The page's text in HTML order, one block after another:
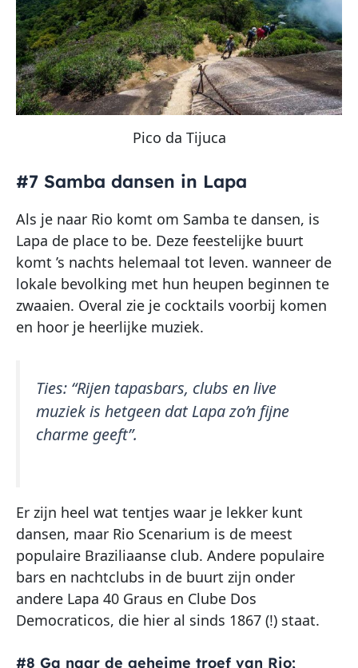
Pico da Tijuca
#7 Samba dansen in Lapa
Als je naar Rio komt om Samba te dansen, is
Lapa de place to be. Deze feestelijke buurt
komt ’s nachts helemaal tot leven. wanneer de
lokale bevolking met hun heupen beginnen te
zwaaien. Overal zie je cocktails voorbij komen
en hoor je heerlijke muziek.
Ties: “Rijen tapasbars, clubs en live
muziek is hetgeen dat Lapa zo’n fijne
charme geeft”.
Er zijn heel wat tentjes waar je lekker kunt
dansen, maar Rio Scenarium is de meest
populaire Braziliaanse club. Andere populaire
bars en nachtclubs in de buurt zijn onder
andere Lapa 40 Graus en Clube Dos
Democraticos, die hier al sinds 1867 (!) staat.
#8 Ga naar de geheime troef van Rio;